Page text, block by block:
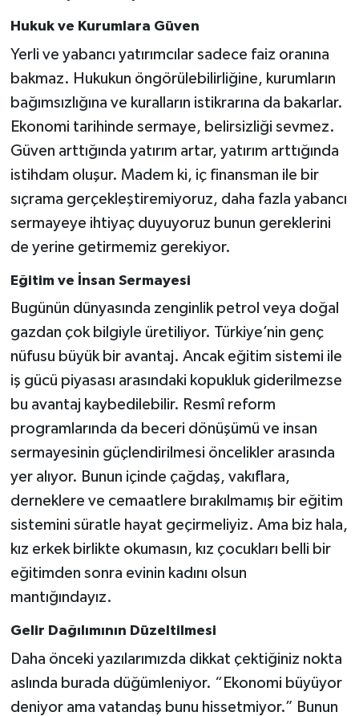
Hukuk ve Kurumlara Güven
Yerli ve yabancı yatırımcılar sadece faiz oranına
bakmaz. Hukukun öngörülebilirliğine, kurumların
bağımsızlığına ve kuralların istikrarına da bakarlar.
Ekonomi tarihinde sermaye, belirsizliği sevmez.
Güven arttığında yatırım artar, yatırım arttığında
istihdam oluşur. Madem ki, iç finansman ile bir
sıçrama gerçekleştiremiyoruz, daha fazla yabancı
sermayeye ihtiyaç duyuyoruz bunun gereklerini
de yerine getirmemiz gerekiyor.
Eğitim ve İnsan Sermayesi
Bugünün dünyasında zenginlik petrol veya doğal
gazdan çok bilgiyle üretiliyor. Türkiye’nin genç
nüfusu büyük bir avantaj. Ancak eğitim sistemi ile
iş gücü piyasası arasındaki kopukluk giderilmezse
bu avantaj kaybedilebilir. Resmî reform
programlarında da beceri dönüşümü ve insan
sermayesinin güçlendirilmesi öncelikler arasında
yer alıyor. Bunun içinde çağdaş, vakıflara,
derneklere ve cemaatlere bırakılmamış bir eğitim
sistemini süratle hayat geçirmeliyiz. Ama biz hala,
kız erkek birlikte okumasın, kız çocukları belli bir
eğitimden sonra evinin kadını olsun
mantığındayız.
Gelir Dağılımının Düzeltilmesi
Daha önceki yazılarımızda dikkat çektiğiniz nokta
aslında burada düğümleniyor. “Ekonomi büyüyor
deniyor ama vatandaş bunu hissetmiyor.” Bunun